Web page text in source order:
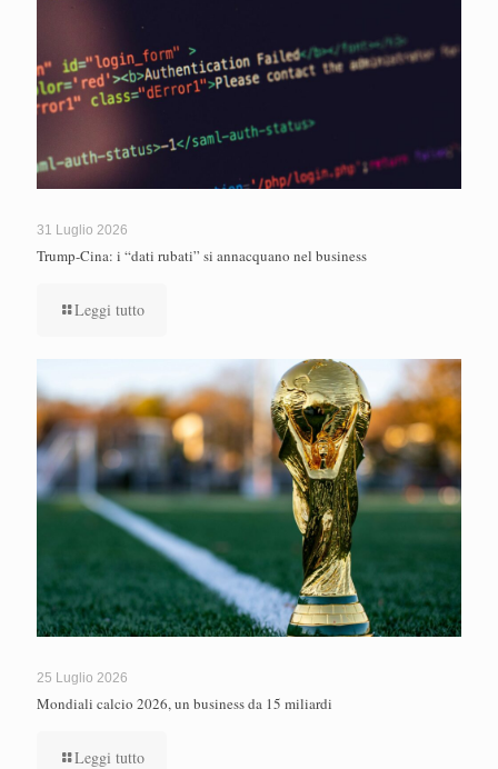
31 Luglio 2026
Trump-Cina: i “dati rubati” si annacquano nel business
Leggi tutto
25 Luglio 2026
Mondiali calcio 2026, un business da 15 miliardi
Leggi tutto